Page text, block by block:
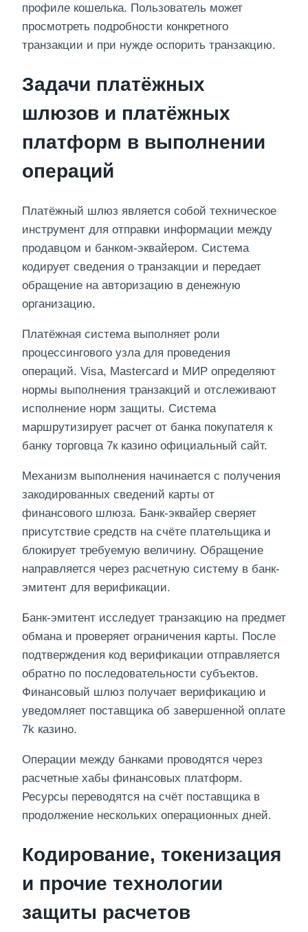
профиле кошелька. Пользователь может
просмотреть подробности конкретного
транзакции и при нужде оспорить транзакцию.
Задачи платёжных
шлюзов и платёжных
платформ в выполнении
операций
Платёжный шлюз является собой техническое
инструмент для отправки информации между
продавцом и банком-эквайером. Система
кодирует сведения о транзакции и передает
обращение на авторизацию в денежную
организацию.
Платёжная система выполняет роли
процессингового узла для проведения
операций. Visa, Mastercard и МИР определяют
нормы выполнения транзакций и отслеживают
исполнение норм защиты. Система
маршрутизирует расчет от банка покупателя к
банку торговца 7к казино официальный сайт.
Механизм выполнения начинается с получения
закодированных сведений карты от
финансового шлюза. Банк-эквайер сверяет
присутствие средств на счёте плательщика и
блокирует требуемую величину. Обращение
направляется через расчетную систему в банк-
эмитент для верификации.
Банк-эмитент исследует транзакцию на предмет
обмана и проверяет ограничения карты. После
подтверждения код верификации отправляется
обратно по последовательности субъектов.
Финансовый шлюз получает верификацию и
уведомляет поставщика об завершенной оплате
7k казино.
Операции между банками проводятся через
расчетные хабы финансовых платформ.
Ресурсы переводятся на счёт поставщика в
продолжение нескольких операционных дней.
Кодирование, токенизация
и прочие технологии
защиты расчетов